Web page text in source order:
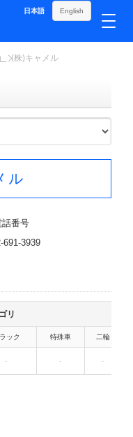
日本語 English
(株)キャメル
ル
話番号
691-3939
リ
ック 特殊車 二輪
- - -